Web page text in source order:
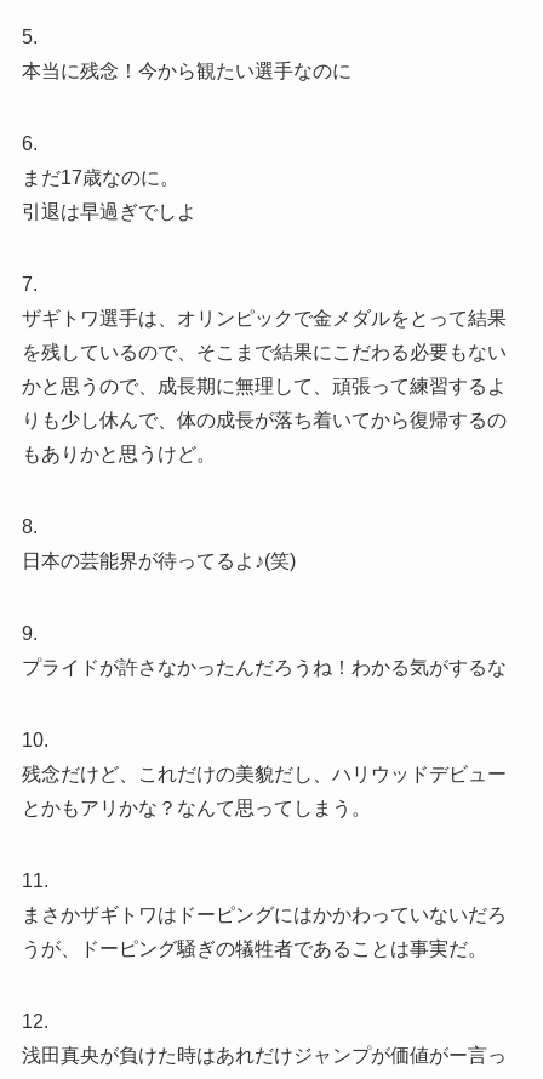
5.
本当に残念！今から観たい選手なのに
6.
まだ17歳なのに。
引退は早過ぎでしよ
7.
ザギトワ選手は、オリンピックで金メダルをとって結果
を残しているので、そこまで結果にこだわる必要もない
かと思うので、成長期に無理して、頑張って練習するよ
りも少し休んで、体の成長が落ち着いてから復帰するの
もありかと思うけど。
8.
日本の芸能界が待ってるよ♪(笑)
9.
プライドが許さなかったんだろうね！わかる気がするな
10.
残念だけど、これだけの美貌だし、ハリウッドデビュー
とかもアリかな？なんて思ってしまう。
11.
まさかザギトワはドーピングにはかかわっていないだろ
うが、ドーピング騒ぎの犠牲者であることは事実だ。
12.
浅田真央が負けた時はあれだけジャンプが価値がー言っ